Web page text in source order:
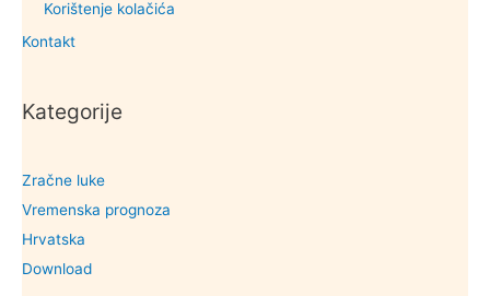
Korištenje kolačića
Kontakt
Kategorije
Zračne luke
Vremenska prognoza
Hrvatska
Download